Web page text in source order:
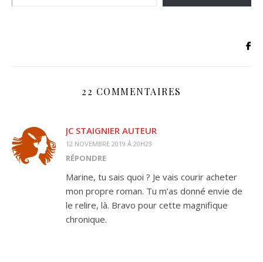
22 COMMENTAIRES
JC STAIGNIER AUTEUR
12 NOVEMBRE 2019 À 20H23
RÉPONDRE
Marine, tu sais quoi ? Je vais courir acheter
mon propre roman. Tu m’as donné envie de
le relire, là. Bravo pour cette magnifique
chronique.